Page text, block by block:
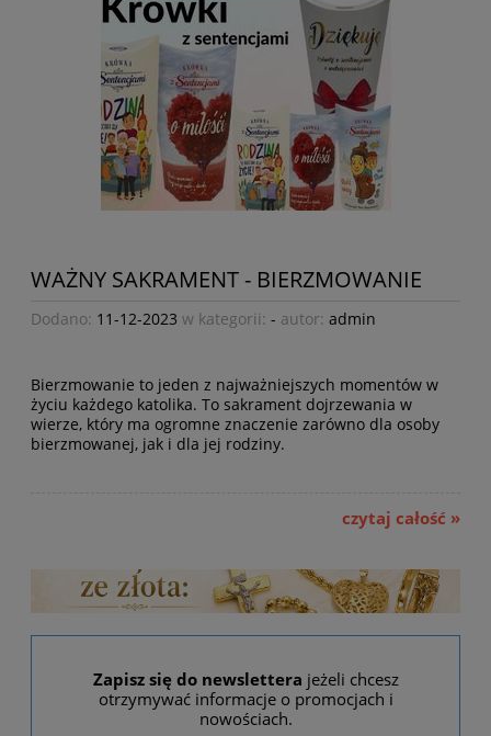
WAŻNY SAKRAMENT - BIERZMOWANIE
Dodano: 11-12-2023 w kategorii: - autor: admin
Bierzmowanie to jeden z najważniejszych momentów w
życiu każdego katolika. To sakrament dojrzewania w
wierze, który ma ogromne znaczenie zarówno dla osoby
bierzmowanej, jak i dla jej rodziny.
czytaj całość »
Zapisz się do newslettera jeżeli chcesz
otrzymywać informacje o promocjach i
nowościach.